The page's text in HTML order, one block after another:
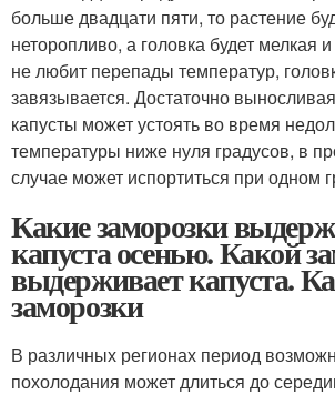
больше двадцати пяти, то растение
неторопливо, а головка будет мелкая
не любит перепады температур,
завязывается. Достаточно
капусты может устоять во время
температуры ниже нуля градусов, в
случае может испортиться при одном
Какие заморозки
капуста осенью. Какой
выдерживает капуста.
заморозки
В различных регионах период
похолодания может длиться до